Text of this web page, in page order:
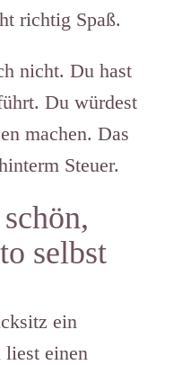
richtig Spaß.
nicht. Du hast
Du würdest
machen. Das
Steuer.
selbst
ein
einen